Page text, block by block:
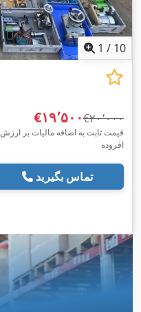
1 / 10
‎€۱۹٬۵۰۰ ‎€۲۰٬۰۰۰
قیمت ثابت به اضافه مالیات بر ارزش
افزوده
تماس بگیرید